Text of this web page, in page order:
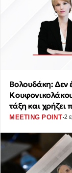
Βολουδάκη: Δεν
τάξη και χρήζει
MEETING POINT·2